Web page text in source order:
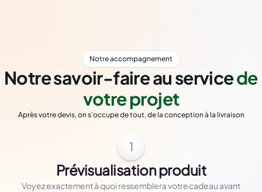
Notre accompagnement
Notre savoir-faire au servicede
votre projet
Après votre devis, on s'occupe de tout, de la conception à la livraison
1
Prévisualisation produit
Voyez exactement à quoi ressemblera votre cadeau avant